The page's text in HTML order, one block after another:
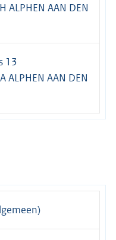
ALPHEN AAN DEN
13
ALPHEN AAN DEN